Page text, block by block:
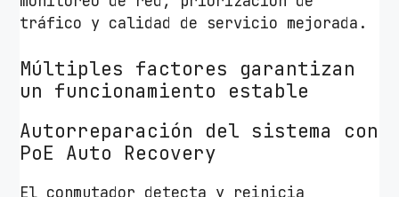
tráfico y calidad de servicio mejorada.
Múltiples factores garantizan
un funcionamiento estable
Autorreparación del sistema con
PoE Auto Recovery
El conmutador detecta y reinicia